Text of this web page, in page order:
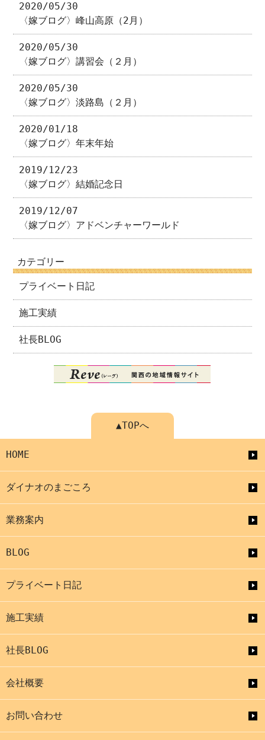
2020/05/30
〈嫁ブログ〉峰山高原（2月）
2020/05/30
〈嫁ブログ〉講習会（２月）
2020/05/30
〈嫁ブログ〉淡路島（２月）
2020/01/18
〈嫁ブログ〉年末年始
2019/12/23
〈嫁ブログ〉結婚記念日
2019/12/07
〈嫁ブログ〉アドベンチャーワールド
カテゴリー
プライベート日記
施工実績
社長BLOG
▲TOPへ
HOME
ダイナオのまごころ
業務案内
BLOG
プライベート日記
施工実績
社長BLOG
会社概要
お問い合わせ